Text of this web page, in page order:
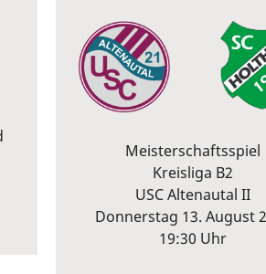
Meisterschaftsspiel
Kreisliga B2
USC Altenautal II
Donnerstag 13. August
19:30 Uhr